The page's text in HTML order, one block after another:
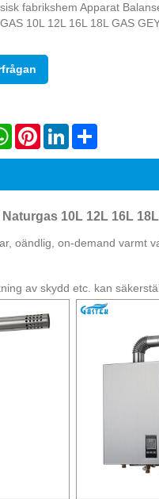
fabrikshem Apparat
10L 12L 16L 18L GAS
WhatsAppPinterestLinkedInShare
10L 12L 16L
oändlig, on-demand varmt
av skydd etc. kan